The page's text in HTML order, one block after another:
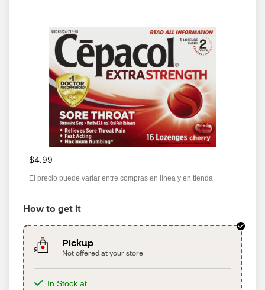
$4.99
El precio puede variar entre compras en línea y en tienda
How to get it
Pickup
Not offered at your store
In Stock at